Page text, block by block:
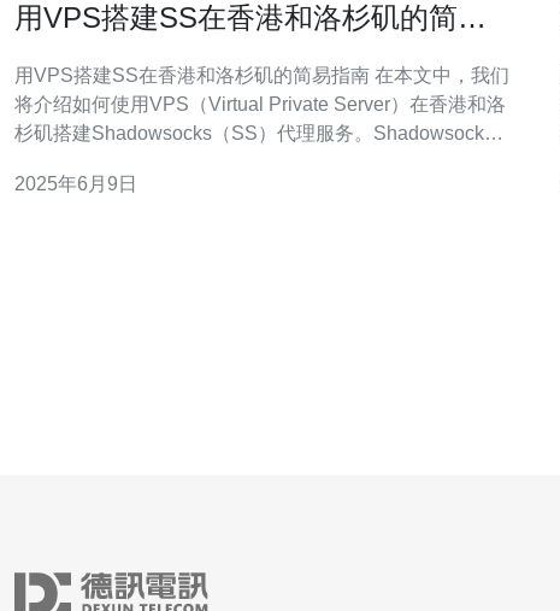
用VPS搭建SS在香港和洛杉矶的简易
用VPS搭建SS在香港和洛杉矶的简易指南 在本文中，我们
将介绍如何使用VPS（Virtual Private Server）在香港和洛
杉矶搭建Shadowsocks（SS）代理服务。Shadowsocks
破网络限制，保护隐私安全。 在开始之前，您需要准备一
2025年6月9日